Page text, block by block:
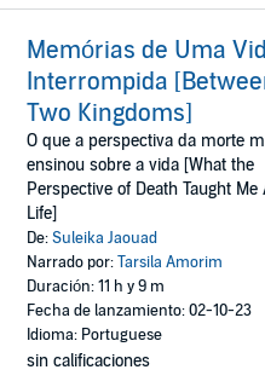
Memórias de Uma
Interrompida
Two Kingdoms]
O que a perspectiva da morte
ensinou sobre a vida [What the
Perspective of Death Taught Me
Life]
De:Suleika Jaouad
Narrado por:Tarsila Amorim
Duración: 11 h y 9 m
Fecha de lanzamiento: 02-10-23
Idioma: Portuguese
sin calificaciones